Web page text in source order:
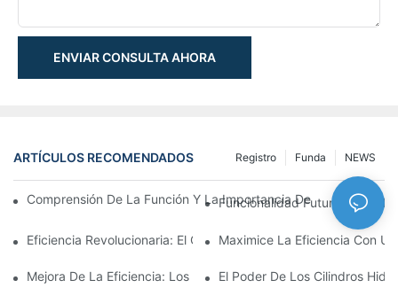
ENVIAR CONSULTA AHORA
ARTÍCULOS RECOMENDADOS NEWS
Funda
Registro
Comprensión De La Función Y La Importancia De Los Cilindros
Funcionalidad Futurista:
Eficiencia Revolucionaria: El Cilindro Telescópico Eléctrico
Maximice La Eficiencia Con
Mejora De La Eficiencia: Los Beneficios De Un Cilindro
El Poder De Los Cilindros